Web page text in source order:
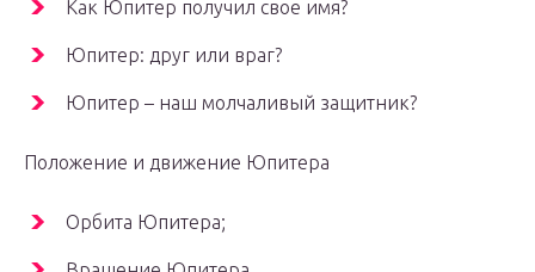
Как Юпитер получил свое имя?
Юпитер: друг или враг?
Юпитер – наш молчаливый защитник?
Положение и движение Юпитера
Орбита Юпитера;